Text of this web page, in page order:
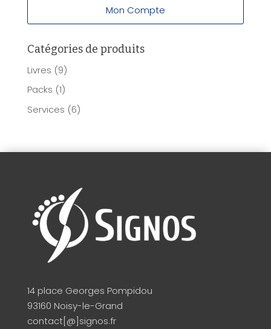
Mon Compte
Catégories de produits
Livres (9)
Packs (1)
Services (6)
14 place Georges Pompidou
93160 Noisy-le-Grand
contact[@]signos.fr